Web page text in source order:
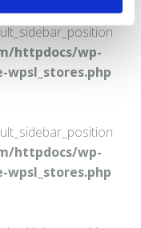
httpdocs/wp-
httpdocs/wp-